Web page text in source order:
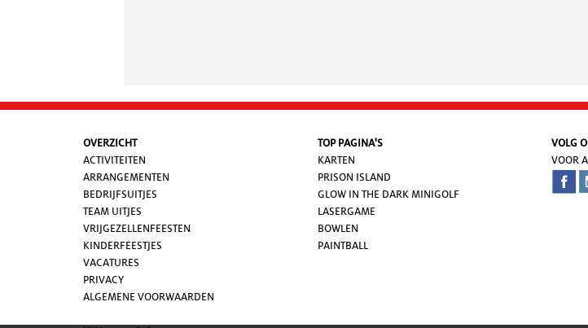
OVERZICHT
ACTIVITEITEN
ARRANGEMENTEN
BEDRIJFSUITJES
TEAM UITJES
VRIJGEZELLENFEESTEN
KINDERFEESTJES
VACATURES
PRIVACY
ALGEMENE VOORWAARDEN
TOP PAGINA'S
KARTEN
PRISON ISLAND
GLOW IN THE DARK MINIGOLF
LASERGAME
BOWLEN
PAINTBALL
VOLG
VOOR